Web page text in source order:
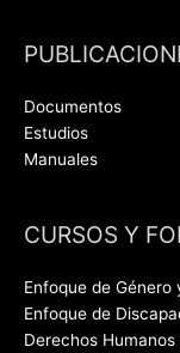
Documentos
Estudios
Manuales
CURSOS Y
Enfoque de
Enfoque de
Derechos